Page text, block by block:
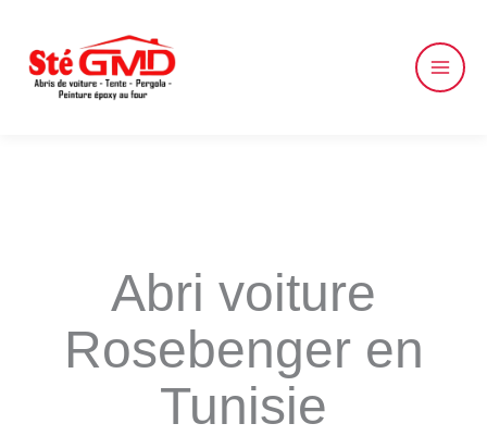
content
Abri voiture
Rosebenger en
Tunisie